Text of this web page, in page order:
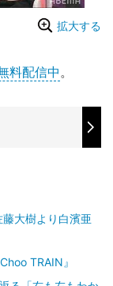
拡大する
料配信中。
藤大樹より白濱亜
TRAIN』